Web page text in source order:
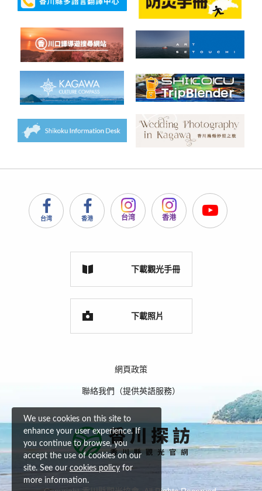
台湾 香港 台湾 香港
下載觀光手冊
下載照片
網頁政策
聯絡我們（提供英語服務）
We use cookies on this site to
enhance your user experience. If
you continue to browse, you
accept the use of cookies on our
site. See our cookies policy for
more information.